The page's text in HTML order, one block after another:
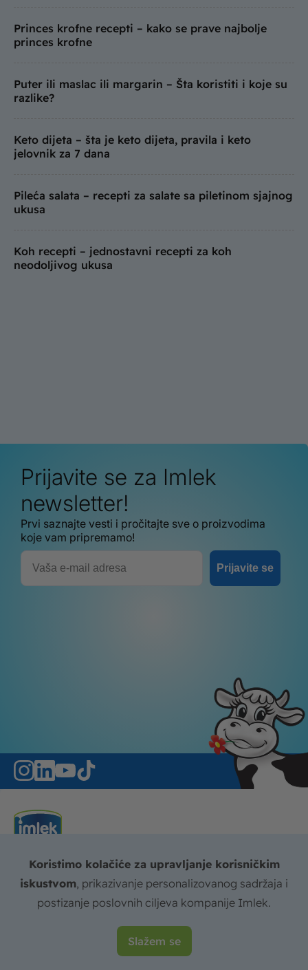
Princes krofne recepti – kako se prave najbolje
princes krofne
Puter ili maslac ili margarin – Šta koristiti i koje su
razlike?
Keto dijeta – šta je keto dijeta, pravila i keto
jelovnik za 7 dana
Pileća salata – recepti za salate sa piletinom sjajnog
ukusa
Koh recepti – jednostavni recepti za koh
neodoljivog ukusa
sinonim za kvalitet i raznovrsnu ponudu.
Sa više od 200 proizvoda od mleka, dajemo
funkcionalna rešenja i ukuse za svakoga i poznati
kvalitet krunisan priznanjima, negujući održivo
poslovanje na koje smo ponosni.
Prijavite se za Imlek
newsletter!
Prvi saznajte vesti i pročitajte sve o proizvodima
koje vam pripremamo!
Email
Prijavite se
Koristimo kolačiće za upravljanje korisničkim
iskustvom, prikazivanje personalizovanog sadržaja i
postizanje poslovnih ciljeva kompanije Imlek.
Slažem se